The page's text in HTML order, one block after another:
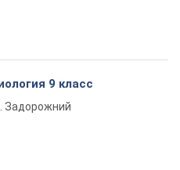
9 класс
Задорожний